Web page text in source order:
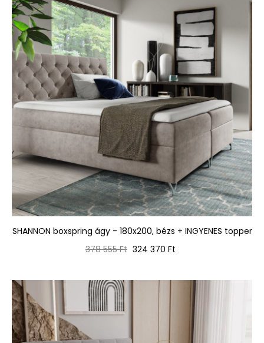
SHANNON boxspring ágy - 180x200, bézs + INGYENES topper
Normál
378 555 Ft Ár
324 370 Ft